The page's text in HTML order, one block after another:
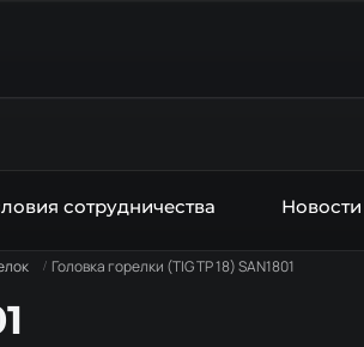
сотрудничества Новости
Головка горелки (TIG TP 18) SAN1801